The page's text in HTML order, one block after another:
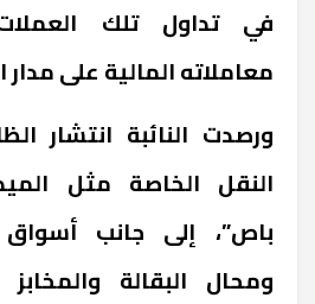
في تداول تلك
معاملاته المالية على مدار
ورصدت النائبة انتشار
النقل الخاصة مثل
باص”، إلى جانب أسواق
ومحال البقالة